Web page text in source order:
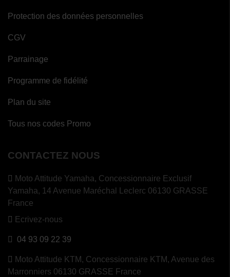
Protection des données personnelles
CGV
Parrainage
Programme de fidélité
Plan du site
Tous nos codes Promo
CONTACTEZ NOUS
Moto Attitude Yamaha, Concessionnaire Exclusif
Yamaha, 14 Avenue Maréchal Leclerc 06130 GRASSE
France
Ecrivez-nous
04 93 09 22 39
Moto Attitude KTM, Concessionnaire KTM, Avenue des
Marronniers 06130 GRASSE France